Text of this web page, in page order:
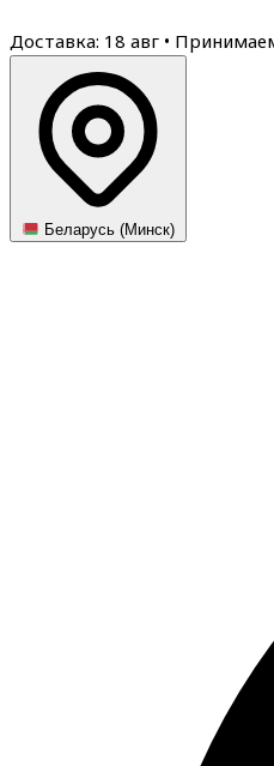
Доставка: 18 авг •
Беларусь (Минск)